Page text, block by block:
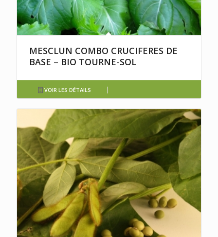
MESCLUN COMBO CRUCIFERES DE
BASE – BIO TOURNE-SOL
VOIR LES DÉTAILS